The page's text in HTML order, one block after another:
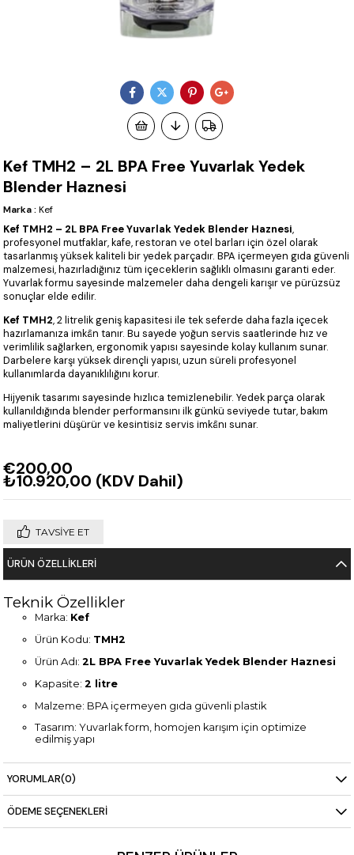
Kef TMH2 – 2L BPA Free Yuvarlak Yedek
Blender Haznesi
Marka : Kef
Kef TMH2 – 2L BPA Free Yuvarlak Yedek Blender Haznesi,
profesyonel mutfaklar, kafe, restoran ve otel barları için özel olarak
tasarlanmış yüksek kaliteli bir yedek parçadır. BPA içermeyen gıda güvenli
malzemesi, hazırladığınız tüm içeceklerin sağlıklı olmasını garanti eder.
Yuvarlak formu sayesinde malzemeler daha dengeli karışır ve pürüzsüz
sonuçlar elde edilir.
Kef TMH2, 2 litrelik geniş kapasitesi ile tek seferde daha fazla içecek
hazırlamanıza imkân tanır. Bu sayede yoğun servis saatlerinde hız ve
verimlilik sağlarken, ergonomik yapısı sayesinde kolay kullanım sunar.
Darbelere karşı yüksek dirençli yapısı, uzun süreli profesyonel
kullanımlarda dayanıklılığını korur.
Hijyenik tasarımı sayesinde hızlıca temizlenebilir. Yedek parça olarak
kullanıldığında blender performansını ilk günkü seviyede tutar, bakım
maliyetlerini düşürür ve kesintisiz servis imkânı sunar.
€200,00
₺10.920,00 (KDV Dahil)
TAVSIYE ET
ÜRÜN ÖZELLIKLERI
Teknik Özellikler
Marka: Kef
Ürün Kodu: TMH2
Ürün Adı:2L BPA Free Yuvarlak Yedek Blender Haznesi
Kapasite:2 litre
Malzeme: BPA içermeyen gıda güvenli plastik
Tasarım: Yuvarlak form, homojen karışım için optimize
edilmiş yapı
Uyum: Profesyonel bar blenderlar
Dayanıklılık: Yüksek darbe direnci
Temizlik: Kolay temizlenebilir, hijyenik yüzey
Kullanım Alanları: Kafe, restoran, otel barı, smoothie ve
YORUMLAR(0)
ÖDEME SEÇENEKLERI